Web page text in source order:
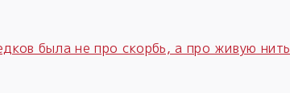
была не про скорбь, а про живую нить